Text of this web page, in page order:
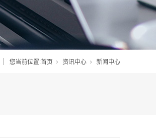
您当前位置:首页 资讯中心 新闻中心